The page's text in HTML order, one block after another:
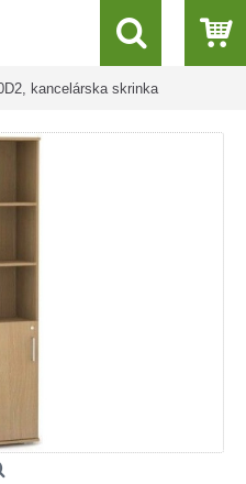
kancelárska skrinka